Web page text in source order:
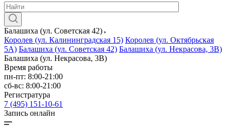
Балашиха (ул. Советская 42)
Королев (ул. Калининградская 15) Королев (ул. Октябрьская
5А) Балашиха (ул. Советская 42) Балашиха (ул. Некрасова, 3В)
Балашиха (ул. Некрасова, 3В)
Время работы
пн-пт: 8:00-21:00
сб-вс: 8:00-21:00
Регистратура
7 (495) 151-10-61
Запись онлайн